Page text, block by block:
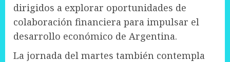
dirigidos a explorar oportunidades de
colaboración financiera para impulsar el
desarrollo económico de Argentina.
La jornada del martes también contempla